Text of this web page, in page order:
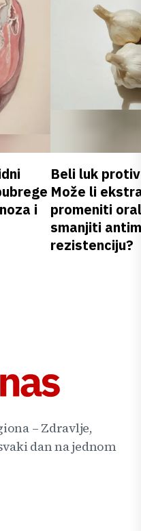
i
Beli luk
Može li
promeniti
smanjiti
rezistenciju?
– Zdravlje,
dan na jednom